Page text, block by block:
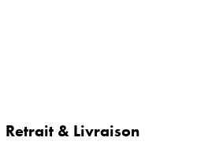
Retrait & Livraison